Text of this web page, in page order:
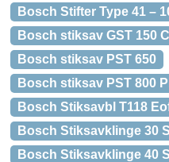
Bosch Stifter Type 41 –
Bosch stiksav GST 150
Bosch stiksav PST 650
Bosch stiksav PST 800
Bosch Stiksavbl T118
Bosch Stiksavklinge 30
Bosch Stiksavklinge 40